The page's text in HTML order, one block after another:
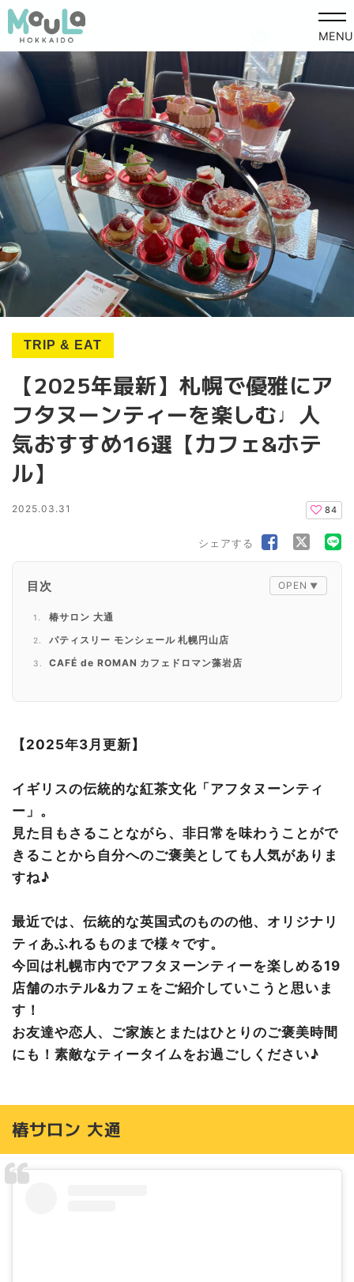
MENU
TRIP & EAT
【2025年最新】札幌で優雅にア
フタヌーンティーを楽しむ♩人
気おすすめ16選【カフェ&ホテ
ル】
2025.03.31 84
シェアする
目次
椿サロン 大通
パティスリー モンシェール 札幌円山店
CAFÉ de ROMAN カフェドロマン藻岩店
LA BRIQUE（当面の間臨時休業中）
ニューオータニイン札幌【DINING & CAFE RENDEZVOU
S LOUNGE】
札幌パークホテル【テラスレストラン ピアレ】
フェアフィールド・バイ・マリオット札幌【FIKA CAFÉ L
agom】
札幌グランドホテル【ロビーラウンジ ミザール】
札幌 東急REIホテル【サウスウエスト】
まとめ
【2025年3月更新】
イギリスの伝統的な紅茶文化「アフタヌーンティ
ー」。
見た目もさることながら、非日常を味わうことがで
きることから自分へのご褒美としても人気がありま
すね♪
最近では、伝統的な英国式のものの他、オリジナリ
ティあふれるものまで様々です。
今回は札幌市内でアフタヌーンティーを楽しめる19
店舗のホテル&カフェをご紹介していこうと思いま
す！
お友達や恋人、ご家族とまたはひとりのご褒美時間
にも！素敵なティータイムをお過ごしください♪
椿サロン 大通